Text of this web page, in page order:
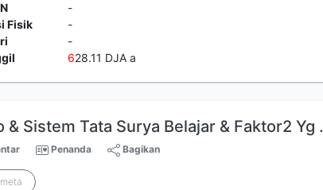
-
Fisik
-
-
628.11 DJA a
& Sistem Tata Surya Belajar & Faktor2 Yg .
Penanda Bagikan